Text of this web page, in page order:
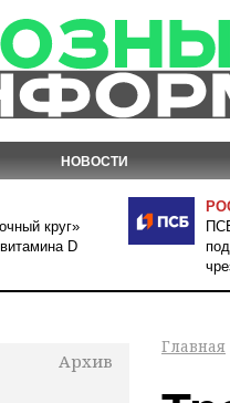
НОВОСТИ
круг»
D
Архив
Главная